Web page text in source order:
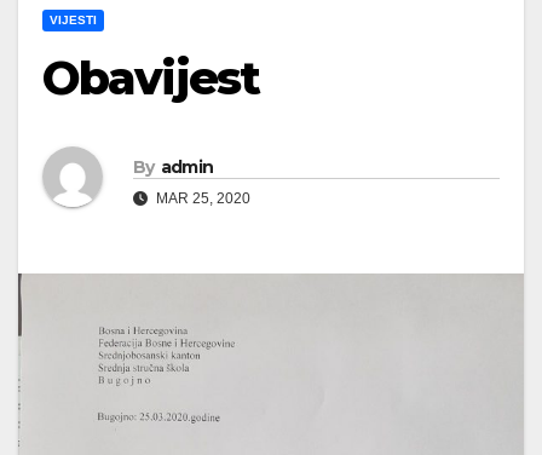
VIJESTI
Obavijest
By admin
MAR 25, 2020